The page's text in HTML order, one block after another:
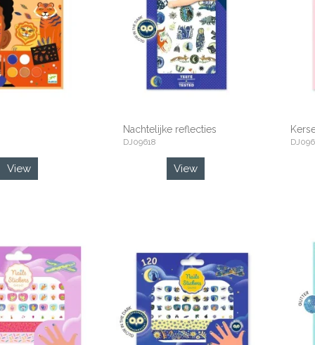
View
Nachtelijke reflecties
DJ09618
View